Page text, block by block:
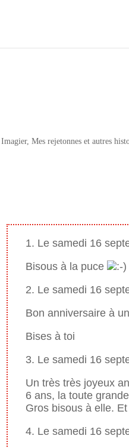
,Imagier,Mes rejetonnes et autres
1. Le samedi 16
Bisous à la puce
2. Le samedi 16
Bon anniversaire à
Bises à toi
3. Le samedi 16
Un très très joyeux
6 ans, la toute
Gros bisous à elle.
4. Le samedi 16